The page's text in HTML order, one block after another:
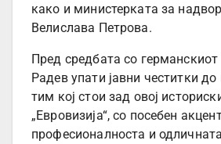
како и министерката за
Велислава Петрова.
Пред средбата со
Радев упати јавни честитки до
тим кој стои зад овој
„Евровизија“, со посебен
професионалноста и